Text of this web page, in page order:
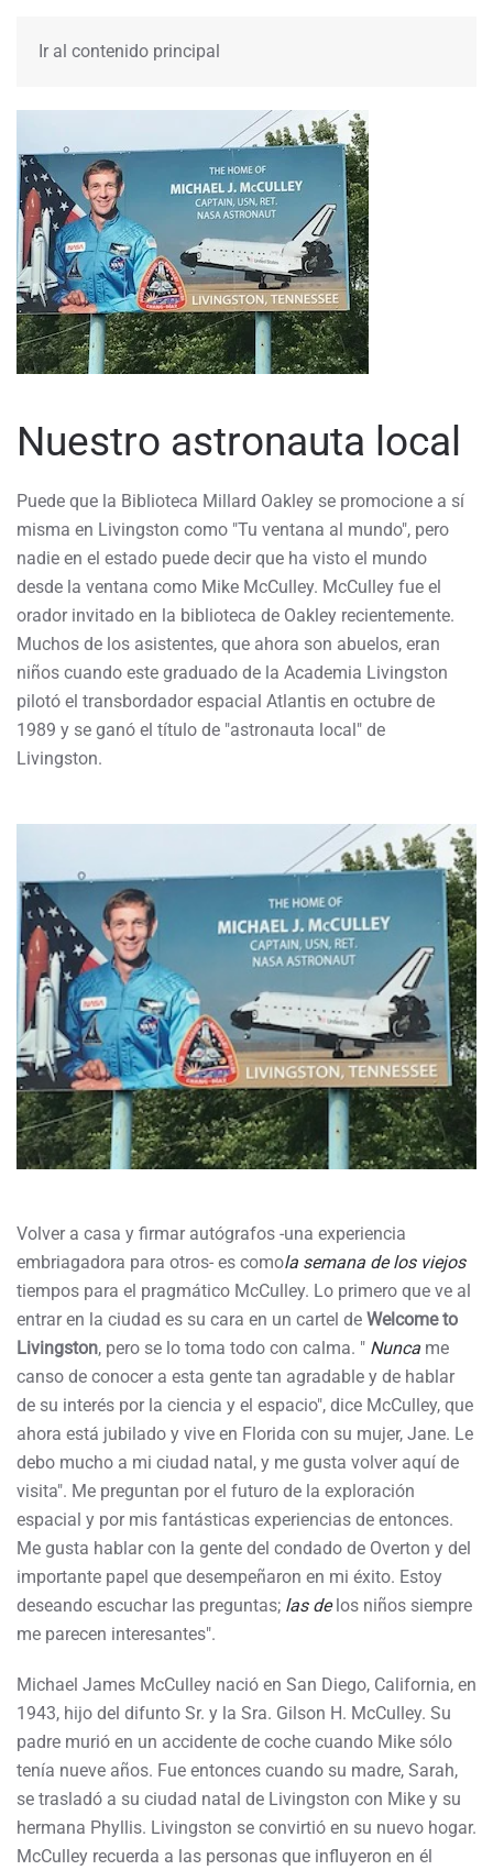
Ir al contenido principal
Nuestro astronauta local
Puede que la Biblioteca Millard Oakley se promocione a sí
misma en Livingston como "Tu ventana al mundo", pero
nadie en el estado puede decir que ha visto el mundo
desde la ventana como Mike McCulley. McCulley fue el
orador invitado en la biblioteca de Oakley recientemente.
Muchos de los asistentes, que ahora son abuelos, eran
niños cuando este graduado de la Academia Livingston
pilotó el transbordador espacial Atlantis en octubre de
1989 y se ganó el título de "astronauta local" de
Livingston.
Volver a casa y firmar autógrafos -una experiencia
embriagadora para otros- es comola semana de los viejos
tiempos para el pragmático McCulley. Lo primero que ve al
entrar en la ciudad es su cara en un cartel de Welcome to
Livingston, pero se lo toma todo con calma. " Nunca me
canso de conocer a esta gente tan agradable y de hablar
de su interés por la ciencia y el espacio", dice McCulley, que
ahora está jubilado y vive en Florida con su mujer, Jane. Le
debo mucho a mi ciudad natal, y me gusta volver aquí de
visita". Me preguntan por el futuro de la exploración
espacial y por mis fantásticas experiencias de entonces.
Me gusta hablar con la gente del condado de Overton y del
importante papel que desempeñaron en mi éxito. Estoy
deseando escuchar las preguntas; las delos niños siempre
me parecen interesantes".
Michael James McCulley nació en San Diego, California, en
1943, hijo del difunto Sr. y la Sra. Gilson H. McCulley. Su
padre murió en un accidente de coche cuando Mike sólo
tenía nueve años. Fue entonces cuando su madre, Sarah,
se trasladó a su ciudad natal de Livingston con Mike y su
hermana Phyllis. Livingston se convirtió en su nuevo hogar.
McCulley recuerda a las personas que influyeron en él